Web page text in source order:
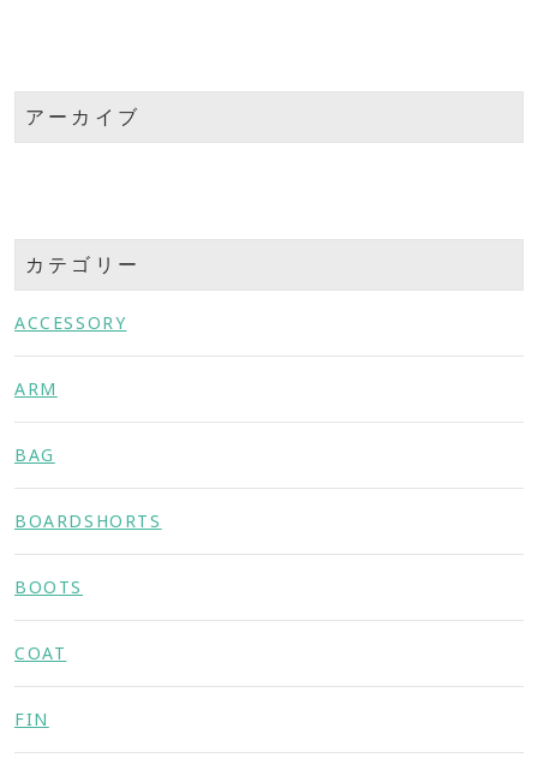
アーカイブ
カテゴリー
ACCESSORY
ARM
BAG
BOARDSHORTS
BOOTS
COAT
FIN